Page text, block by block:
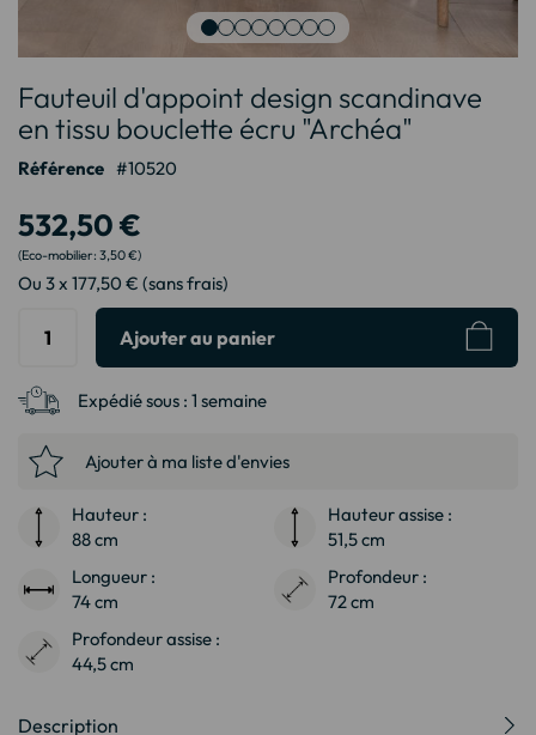
au
début
de
la
d’images
Fauteuil d'appoint design scandinave
en tissu bouclette écru "Archéa"
Référence 10520
532,50 €
3,50 €
Ou 3 x 177,50 € (sans frais)
Ajouter au panier
Expédié sous : 1 semaine
Ajouter à ma liste d'envies
Hauteur :
88 cm
Hauteur assise :
51,5 cm
Longueur :
74 cm
Profondeur :
72 cm
Profondeur assise :
44,5 cm
Description